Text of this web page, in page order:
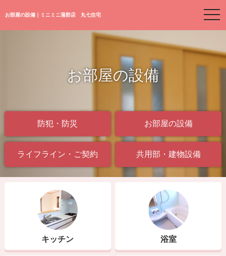
お部屋の設備｜ミニミニ蒲郡店 丸七住宅
お部屋の設備
防犯・防災 お部屋の設備
ライフライン・ご契約 共用部・建物設備
キッチン 浴室